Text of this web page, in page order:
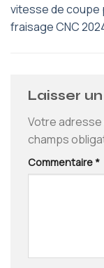
vitesse de coupe
fraisage CNC
Laisser
Votre adresse
champs
Commentaire *